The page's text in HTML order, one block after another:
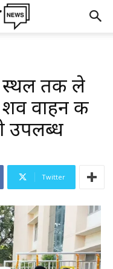
स्थल तक ले
वाहन की
उपलब्ध
Twitter